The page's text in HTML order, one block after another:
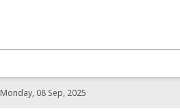
Monday, 08 Sep, 2025